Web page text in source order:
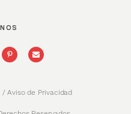
Aviso de Privacidad